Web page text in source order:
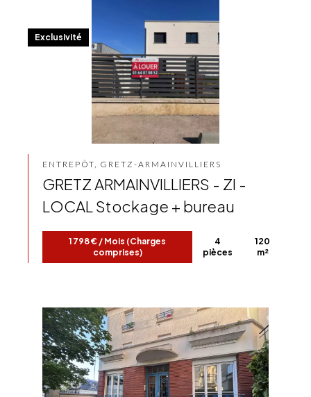
ENTREPÔT, GRETZ-ARMAINVILLIERS
GRETZ ARMAINVILLIERS - ZI -
LOCAL Stockage + bureau
1 798 € / Mois (Charges
comprises)
4
pièces
120
m²
Exclusivité